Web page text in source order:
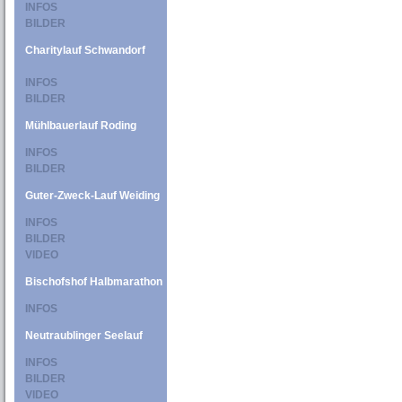
INFOS
BILDER
Charitylauf Schwandorf
INFOS
BILDER
Mühlbauerlauf Roding
INFOS
BILDER
Guter-Zweck-Lauf Weiding
INFOS
BILDER
VIDEO
Bischofshof Halbmarathon
INFOS
Neutraublinger Seelauf
INFOS
BILDER
VIDEO